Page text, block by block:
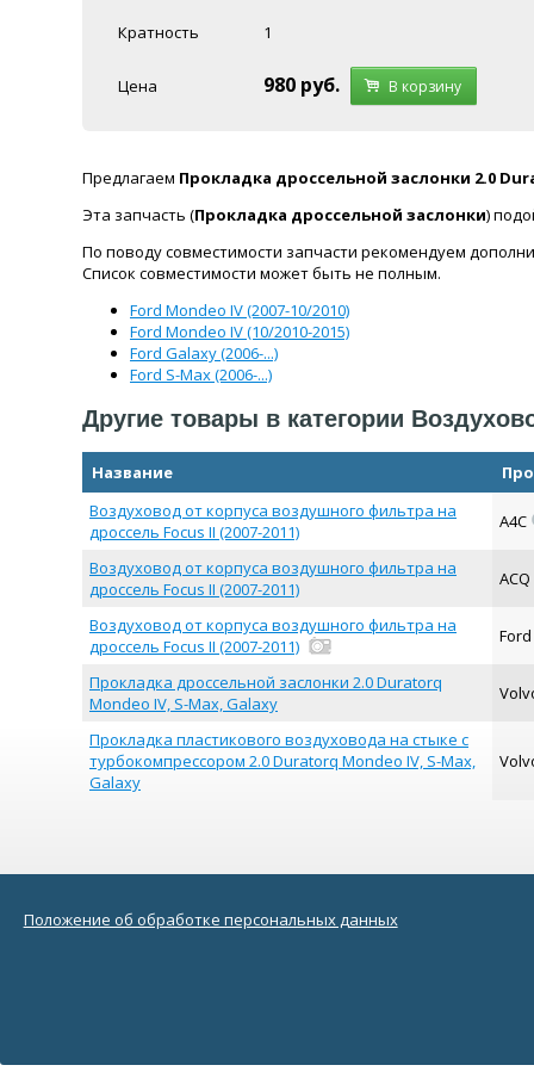
Кратность 1
Цена 980 руб. В корзину
Предлагаем Прокладка дроссельной заслонки 2.0
Эта запчасть (Прокладка дроссельной заслонки)
По поводу совместимости запчасти рекомендуем
Список совместимости может быть не полным.
Ford Mondeo IV (2007-10/2010)
Ford Mondeo IV (10/2010-2015)
Ford Galaxy (2006-...)
Ford S-Max (2006-...)
Другие товары в категории
Название
Воздуховод от корпуса воздушного фильтра на
дроссель Focus II (2007-2011)
A4C
Воздуховод от корпуса воздушного фильтра на
дроссель Focus II (2007-2011)
ACQ
Воздуховод от корпуса воздушного фильтра на
дроссель Focus II (2007-2011)
Ford
Прокладка дроссельной заслонки 2.0 Duratorq
Mondeo IV, S-Max, Galaxy
Прокладка пластикового воздуховода на стыке с
турбокомпрессором 2.0 Duratorq Mondeo IV, S-Max,
Galaxy
Положение об обработке персональных данных